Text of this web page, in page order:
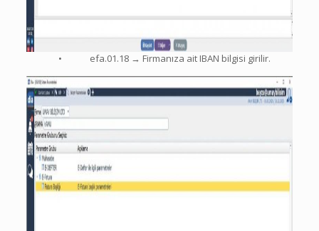
• efa.01.18 → Firmanıza ait IBAN bilgisi girilir.